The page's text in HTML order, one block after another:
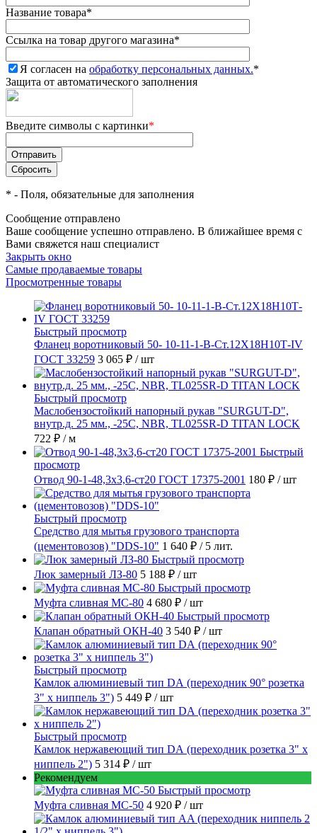
Название товара*
Ссылка на товар другого магазина*
Я согласен на обработку персональных данных.*
Защита от автоматического заполнения
Введите символы с картинки*
* - Поля, обязательные для заполнения
Сообщение отправлено
Ваше сообщение успешно отправлено. В ближайшее время с
Вами свяжется наш специалист
Закрыть окно
Самые продаваемые товары
Просмотренные товары
Быстрый просмотр
Фланец воротниковый 50- 10-11-1-B-Ст.12Х18Н10Т-IV
ГОСТ 33259 3 065 ₽ / шт
Быстрый просмотр
Маслобензостойкий напорный рукав "SURGUT-D",
внутр.д. 25 мм., -25C, NBR, TL025SR-D TITAN LOCK
722 ₽ / м
Быстрый
просмотр
Отвод 90-1-48,3х3,6-ст20 ГОСТ 17375-2001 180 ₽ / шт
Быстрый просмотр
Средство для мытья грузового транспорта
(цементовозов) "DDS-10" 1 640 ₽ / 5 лит.
Быстрый просмотр
Люк замерный ЛЗ-80 5 188 ₽ / шт
Быстрый просмотр
Муфта сливная МС-80 4 680 ₽ / шт
Быстрый просмотр
Клапан обратный ОКН-40 3 540 ₽ / шт
Быстрый просмотр
Камлок алюминиевый тип DА (переходник 90° розетка
3" х ниппель 3") 5 449 ₽ / шт
Быстрый просмотр
Камлок нержавеющий тип DА (переходник розетка 3" х
ниппель 2") 5 314 ₽ / шт
Рекомендуем
Быстрый просмотр
Муфта сливная МС-50 4 920 ₽ / шт